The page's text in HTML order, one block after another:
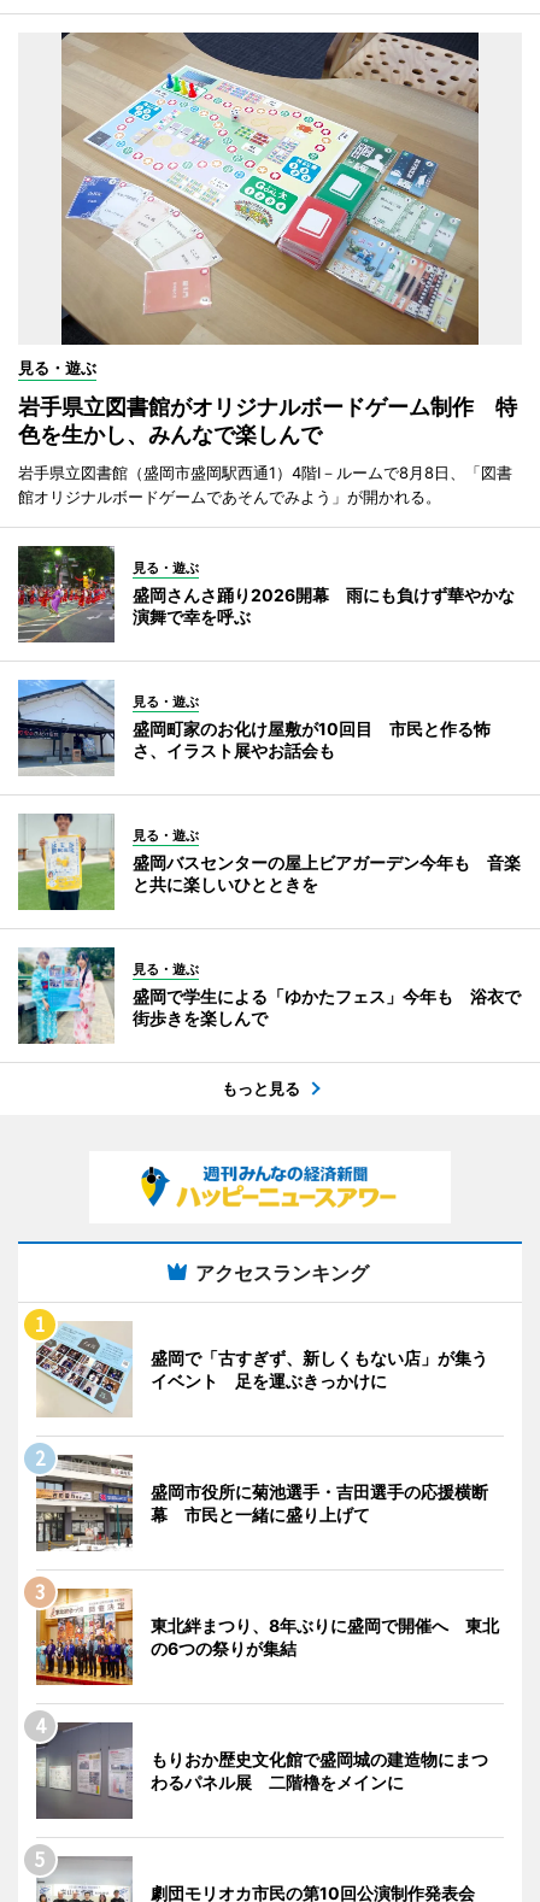
見る・遊ぶ
岩手県立図書館がオリジナルボードゲーム制作 特
色を生かし、みんなで楽しんで
岩手県立図書館（盛岡市盛岡駅西通1）4階I－ルームで8月8日、「図書
館オリジナルボードゲームであそんでみよう」が開かれる。
見る・遊ぶ
盛岡さんさ踊り2026開幕 雨にも負けず華やかな
演舞で幸を呼ぶ
見る・遊ぶ
盛岡町家のお化け屋敷が10回目 市民と作る怖
さ、イラスト展やお話会も
見る・遊ぶ
盛岡バスセンターの屋上ビアガーデン今年も 音楽
と共に楽しいひとときを
見る・遊ぶ
盛岡で学生による「ゆかたフェス」今年も 浴衣で
街歩きを楽しんで
もっと見る
アクセスランキング
盛岡で「古すぎず、新しくもない店」が集う
イベント 足を運ぶきっかけに
盛岡市役所に菊池選手・吉田選手の応援横断
幕 市民と一緒に盛り上げて
東北絆まつり、8年ぶりに盛岡で開催へ 東北
の6つの祭りが集結
もりおか歴史文化館で盛岡城の建造物にまつ
わるパネル展 二階櫓をメインに
劇団モリオカ市民の第10回公演制作発表会